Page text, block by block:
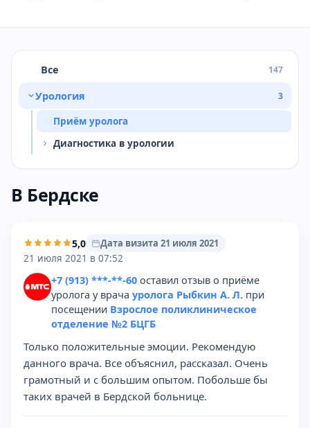
Все 147
Урология 3
Приём уролога
Диагностика в урологии
В Бердске
5,0
Дата визита 21 июля 2021
21 июля 2021 в 07:52
+7 (913) ***-**-60 оставил отзыв о приёме
уролога у врача уролога Рыбкин А. Л. при
посещении Взрослое поликлиническое
отделение №2 БЦГБ
Только положительные эмоции. Рекомендую
данного врача. Все объяснил, рассказал. Очень
грамотный и с большим опытом. Побольше бы
таких врачей в Бердской больнице.